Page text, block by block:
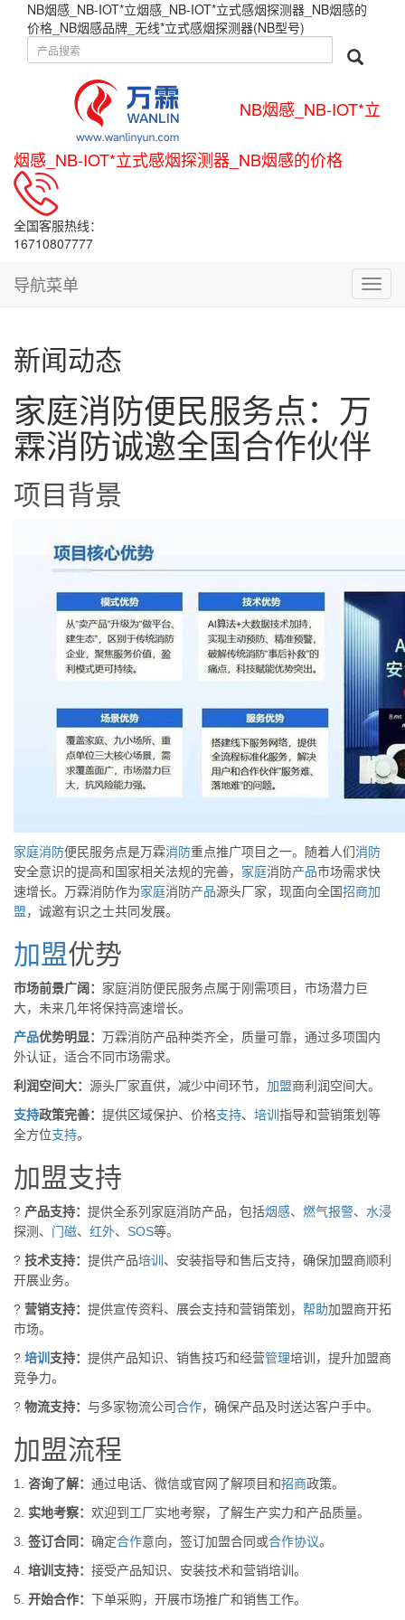
NB烟感_NB-IOT*立烟感_NB-IOT*立式感烟探测器_NB烟感的
价格_NB烟感品牌_无线*立式感烟探测器(NB型号)
NB烟感_NB-IOT*立
烟感_NB-IOT*立式感烟探测器_NB烟感的价格
全国客服热线：
16710807777
导
航
导航菜单
新闻动态
家庭消防便民服务点：万
霖消防诚邀全国合作伙伴
项目背景
家庭消防便民服务点是万霖消防重点推广项目之一。随着人们消防
安全意识的提高和国家相关法规的完善， 家庭消防产品市场需求快
速增长。万霖消防作为家庭消防产品源头厂家，现面向全国招商加
盟，诚邀有识之士共同发展。
加盟优势
市场前景广阔： 家庭消防便民服务点属于刚需项目，市场潜力巨
大，未来几年将保持高速增长。
产品优势明显： 万霖消防产品种类齐全，质量可靠，通过多项国内
外认证，适合不同市场需求。
利润空间大： 源头厂家直供，减少中间环节， 加盟商利润空间大。
支持政策完善： 提供区域保护、价格支持、 培训 指导和营销策划等
全方位支持。
加盟支持
? 产品支持： 提供全系列家庭消防产品，包括烟感、 燃气报警、 水浸
探测、 门磁、 红外、 SOS等。
? 技术支持： 提供产品培训 、安装指导和售后支持，确保加盟商顺利
开展业务。
? 营销支持： 提供宣传资料、展会支持和营销策划， 帮助加盟商开拓
市场。
? 培训 支持： 提供产品知识、销售技巧和经营管理培训，提升加盟商
竞争力。
? 物流支持： 与多家物流公司合作，确保产品及时送达客户手中。
加盟流程
1. 咨询了解： 通过电话、微信或官网了解项目和招商政策。
2. 实地考察： 欢迎到工厂实地考察，了解生产实力和产品质量。
3. 签订合同： 确定合作意向，签订加盟合同或合作协议。
4. 培训支持： 接受产品知识、安装技术和营销培训。
5. 开始合作： 下单采购，开展市场推广和销售工作。